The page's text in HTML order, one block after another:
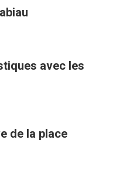
avec les
de la place